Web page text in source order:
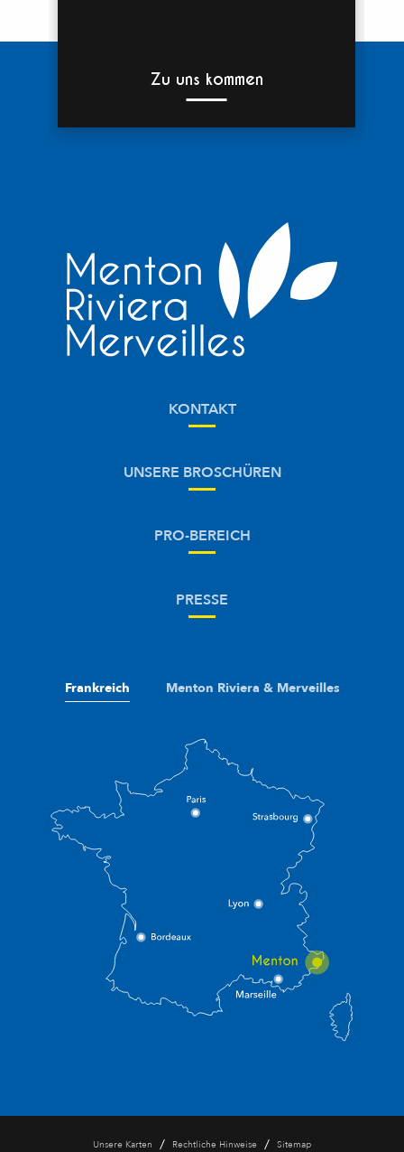
Zu uns kommen
KONTAKT
UNSERE BROSCHÜREN
PRO-BEREICH
PRESSE
Frankreich Menton Riviera & Merveilles
Unsere Karten / Rechtliche Hinweise / Sitemap